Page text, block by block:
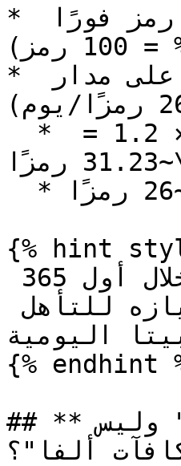
* الأسبوع 1 (الشبكة الرئيسية): تم فتح 600 رمز فورًا
(الأساس 5% = 500 رمز + مكافأة 20% = 100 رمز)
* الأيام 1-365: 9,500 رمز قابلة للمطالبة على مدار
12 شهرًا (\~26 رمزًا/يوم)
\~31.23 رمزًا،
{% hint
اليومية.
{% endhint
## **لماذا تُسمى مكافآتي "مكافآت البيتا" وليس
ألفا"؟**